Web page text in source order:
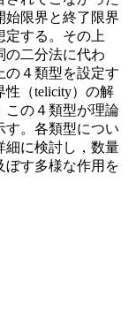
始限界と終了限界
定する。その上
の二分法に代わ
の４類型を設定す
性（telicity）の解
この４類型が理論
す。各類型につい
細に検討し，数量
ぼす多様な作用を